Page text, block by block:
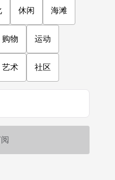
休闲 海滩
购物 运动
艺术 社区